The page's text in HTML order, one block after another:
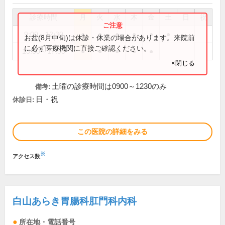
祝
9:00～12:30 ● ● ● ● ●
13:30～17:30 ● ● ● ●
お盆(8月中旬)は休診・休業の場合があります。来院前
に必ず医療機関に直接ご確認ください。
×閉じる
備考: 土曜の診療時間は0900～1230のみ
休診日: 日・祝
この医院の詳細をみる
アクセス数※
白山あらき胃腸科肛門科内科
所在地・電話番号